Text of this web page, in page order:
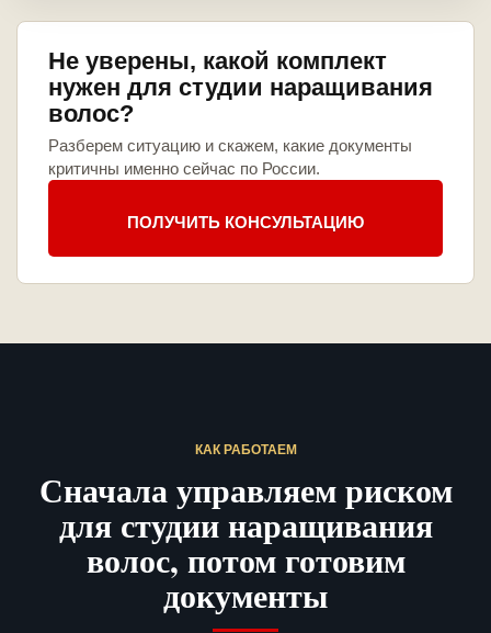
Не уверены, какой комплект
нужен для студии наращивания
волос?
Разберем ситуацию и скажем, какие документы
критичны именно сейчас по России.
ПОЛУЧИТЬ КОНСУЛЬТАЦИЮ
КАК РАБОТАЕМ
Сначала управляем риском
для студии наращивания
волос, потом готовим
документы